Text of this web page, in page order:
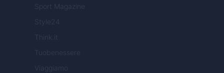
Sport Magazine
Style24
Think.it
Tuobenessere
Viaggiamo